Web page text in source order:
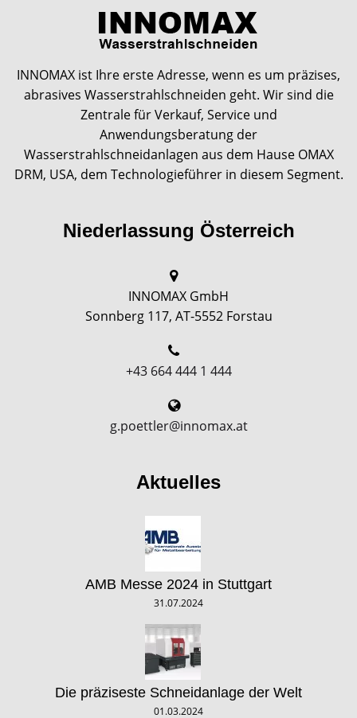
INNOMAX ist Ihre erste Adresse, wenn es um präzises,
abrasives Wasserstrahlschneiden geht. Wir sind die
Zentrale für Verkauf, Service und
Anwendungsberatung der
Wasserstrahlschneidanlagen aus dem Hause OMAX
DRM, USA, dem Technologieführer in diesem Segment.
Niederlassung Österreich
INNOMAX GmbH
Sonnberg 117, AT-5552 Forstau
+43 664 444 1 444
g.poettler@innomax.at
Aktuelles
AMB Messe 2024 in Stuttgart
31.07.2024
Die präziseste Schneidanlage der Welt
01.03.2024